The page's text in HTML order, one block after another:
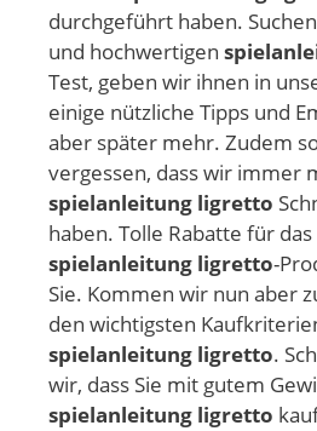
durchgeführt haben.
und hochwertigen
Test, geben wir ihnen in
einige nützliche Tipps und
aber später mehr. Zudem
vergessen, dass wir immer
spielanleitung ligretto
haben. Tolle Rabatte für
spielanleitung ligretto-
Sie. Kommen wir nun aber
den wichtigsten
spielanleitung ligretto.
wir, dass Sie mit gutem
spielanleitung ligretto